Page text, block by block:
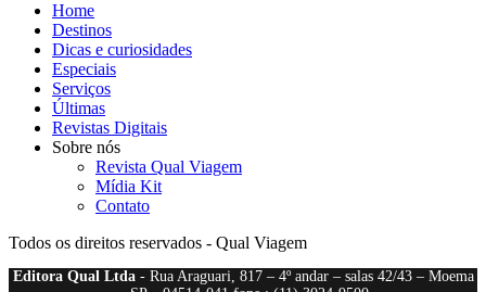
Home
Destinos
Dicas e curiosidades
Especiais
Serviços
Últimas
Revistas Digitais
Sobre nós
Revista Qual Viagem
Mídia Kit
Contato
Todos os direitos reservados - Qual Viagem
Editora Qual Ltda- Rua Araguari, 817 – 4º andar – salas 42/43 – Moema